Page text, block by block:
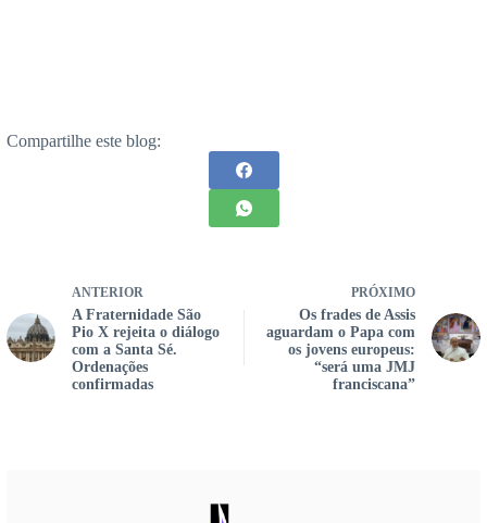
Compartilhe este blog:
ANTERIOR
A Fraternidade São
Pio X rejeita o diálogo
com a Santa Sé.
Ordenações
confirmadas
PRÓXIMO
Os frades de Assis
aguardam o Papa com
os jovens europeus:
“será uma JMJ
franciscana”